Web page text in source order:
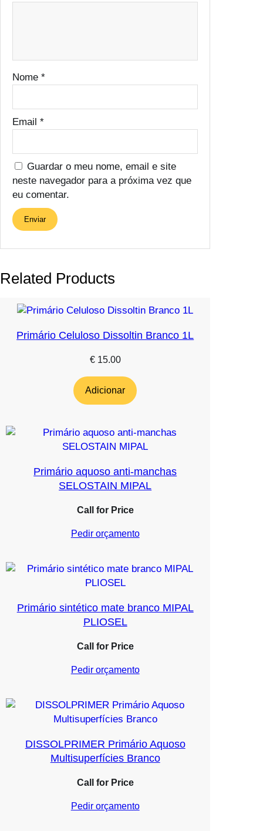
Nome *
Email *
Guardar o meu nome, email e site
neste navegador para a próxima vez que
eu comentar.
Related Products
Primário Celuloso Dissoltin Branco 1L
€15.00
Adicionar
Primário aquoso anti-manchas
SELOSTAIN MIPAL
Call for Price
Pedir orçamento
Primário sintético mate branco MIPAL
PLIOSEL
Call for Price
Pedir orçamento
DISSOLPRIMER Primário Aquoso
Multisuperfícies Branco
Call for Price
Pedir orçamento